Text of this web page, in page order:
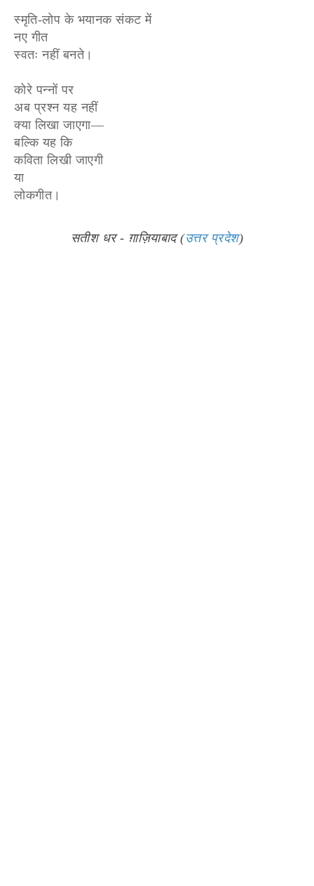
स्मृति-लोप के भयानक संकट में
नए गीत
स्वतः नहीं बनते।
कोरे पन्नों पर
अब प्रश्न यह नहीं
क्या लिखा जाएगा—
बल्कि यह कि
कविता लिखी जाएगी
या
लोकगीत।
सतीश धर - ग़ाज़ियाबाद (उत्तर प्रदेश)